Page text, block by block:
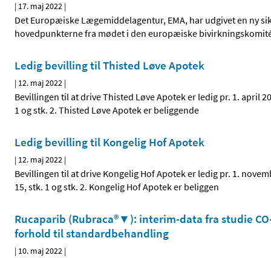
| 17. maj 2022 |
Det Europæiske Lægemiddelagentur, EMA, har udgivet en ny
hovedpunkterne fra mødet i den europæiske
Ledig bevilling til Thisted Løve Apotek
| 12. maj 2022 |
Bevillingen til at drive Thisted Løve Apotek er ledig pr. 1. april
1 og stk. 2. Thisted Løve Apotek er beliggende
Ledig bevilling til Kongelig Hof Apotek
| 12. maj 2022 |
Bevillingen til at drive Kongelig Hof Apotek er ledig pr. 1.
15, stk. 1 og stk. 2. Kongelig Hof Apotek er beliggen
Rucaparib (Rubraca®▼): interim-data fra studie
forhold til standardbehandling
| 10. maj 2022 |